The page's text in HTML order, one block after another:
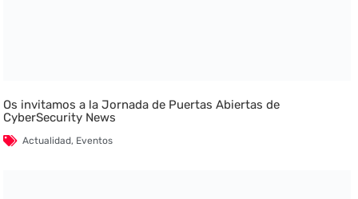
Os invitamos a la Jornada de Puertas Abiertas de
CyberSecurity News
Actualidad, Eventos